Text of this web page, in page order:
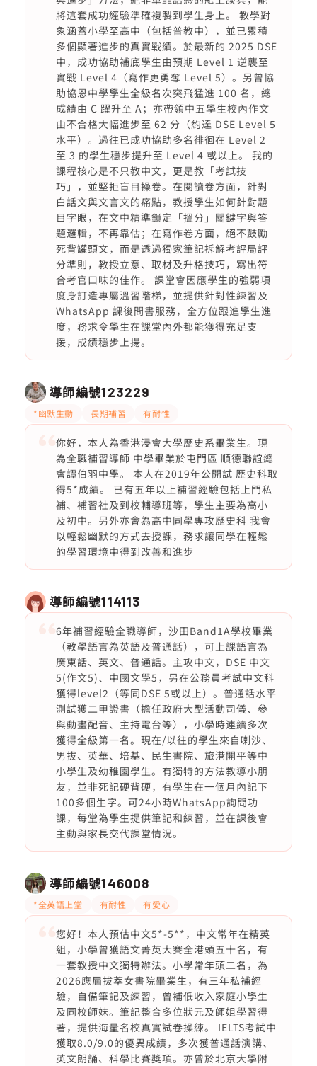
將這套成功經驗準確複製到學生身上。 教學對
象涵蓋小學至高中（包括普教中），並已累積
多個顯著進步的真實戰績。於最新的 2025 DSE
中，成功協助補底學生由預期 Level 1 逆襲至
實戰 Level 4（寫作更勇奪 Level 5）。另曾協
助協恩中學學生全級名次突飛猛進 100 名，總
成績由 C 躍升至 A；亦帶領中五學生校內作文
由不合格大幅進步至 62 分（約達 DSE Level 5
水平）。過往已成功協助多名徘徊在 Level 2
至 3 的學生穩步提升至 Level 4 或以上。 我的
課程核心是不只教中文，更是教「考試技
巧」，並堅拒盲目操卷。在閱讀卷方面，針對
白話文與文言文的痛點，教授學生如何針對題
目字眼，在文中精準鎖定「搵分」關鍵字與答
題邏輯，不再靠估；在寫作卷方面，絕不鼓勵
死背罐頭文，而是透過獨家筆記拆解考評局評
分準則，教授立意、取材及升格技巧，寫出符
合考官口味的佳作。 課堂會因應學生的強弱項
度身訂造專屬溫習階梯，並提供針對性練習及
WhatsApp 課後問書服務，全方位跟進學生進
度，務求令學生在課堂內外都能獲得充足支
援，成績穩步上揚。
導師編號123229
*幽默生動 長期補習 有耐性
你好，本人為香港浸會大學歷史系畢業生。現
為全職補習導師 中學畢業於屯門區 順德聯誼總
會譚伯羽中學。 本人在2019年公開試 歷史科取
得5*成績。 已有五年以上補習經驗包括上門私
補、補習社及到校輔導班等，學生主要為高小
及初中。另外亦會為高中同學專攻歷史科 我會
以輕鬆幽默的方式去授課，務求讓同學在輕鬆
的學習環境中得到改善和進步
導師編號114113
6年補習經驗全職導師，沙田Band1A學校畢業
（教學語言為英語及普通話），可上課語言為
廣東話、英文、普通話。主攻中文，DSE 中文
5(作文5)、中國文學5，另在公務員考試中文科
獲得level2（等同DSE 5或以上）。普通話水平
測試獲二甲證書（擔任政府大型活動司儀、參
與動畫配音、主持電台等），小學時連續多次
獲得全級第一名。現在/以往的學生來自喇沙、
男拔、英華、培基、民生書院、旅港開平等中
小學生及幼稚園學生。有獨特的方法教導小朋
友，並非死記硬背硬，有學生在一個月內記下
100多個生字。可24小時WhatsApp詢問功
課，每堂為學生提供筆記和練習，並在課後會
主動與家長交代課堂情況。
導師編號146008
*全英語上堂 有耐性 有愛心
您好！本人預估中文5*-5**，中文常年在精英
組，小學曾獲語文菁英大賽全港頭五十名，有
一套教授中文獨特辦法。小學常年頭二名，為
2026應屆拔萃女書院畢業生，有三年私補經
驗，自備筆記及練習，曾補低收入家庭小學生
及同校師妹。筆記整合多位狀元及師姐學習得
著，提供海量名校真實試卷操練。 IELTS考試中
獲取8.0/9.0的優異成績，多次獲普通話演講、
英文朗誦、科學比賽獎項。亦曾於北京大學附